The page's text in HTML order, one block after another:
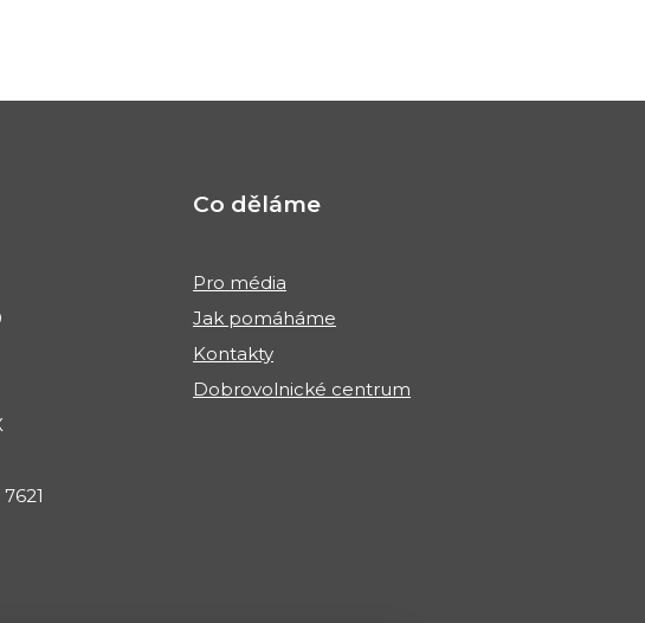
Co děláme
Pro média
Jak pomáháme
Kontakty
Dobrovolnické centrum